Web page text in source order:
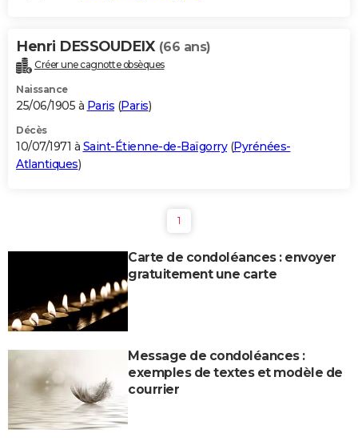
Henri DESSOUDEIX (66 ans)
Créer une cagnotte obsèques
Naissance
25/06/1905 à Paris (Paris)
Décès
10/07/1971 à Saint-Étienne-de-Baïgorry(Pyrénées-
Atlantiques)
1
Carte de condoléances : envoyer
gratuitement une carte
Message de condoléances :
exemples de textes et modèle de
courrier